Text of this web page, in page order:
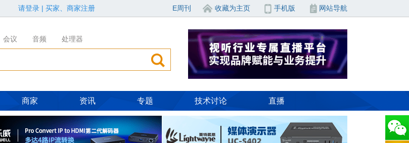
请登录 | 买家、商家注册 E周刊 收藏为主页 手机版 网站导航
会议 音频 处理器
商家 资讯 专题 技术讨论 直播